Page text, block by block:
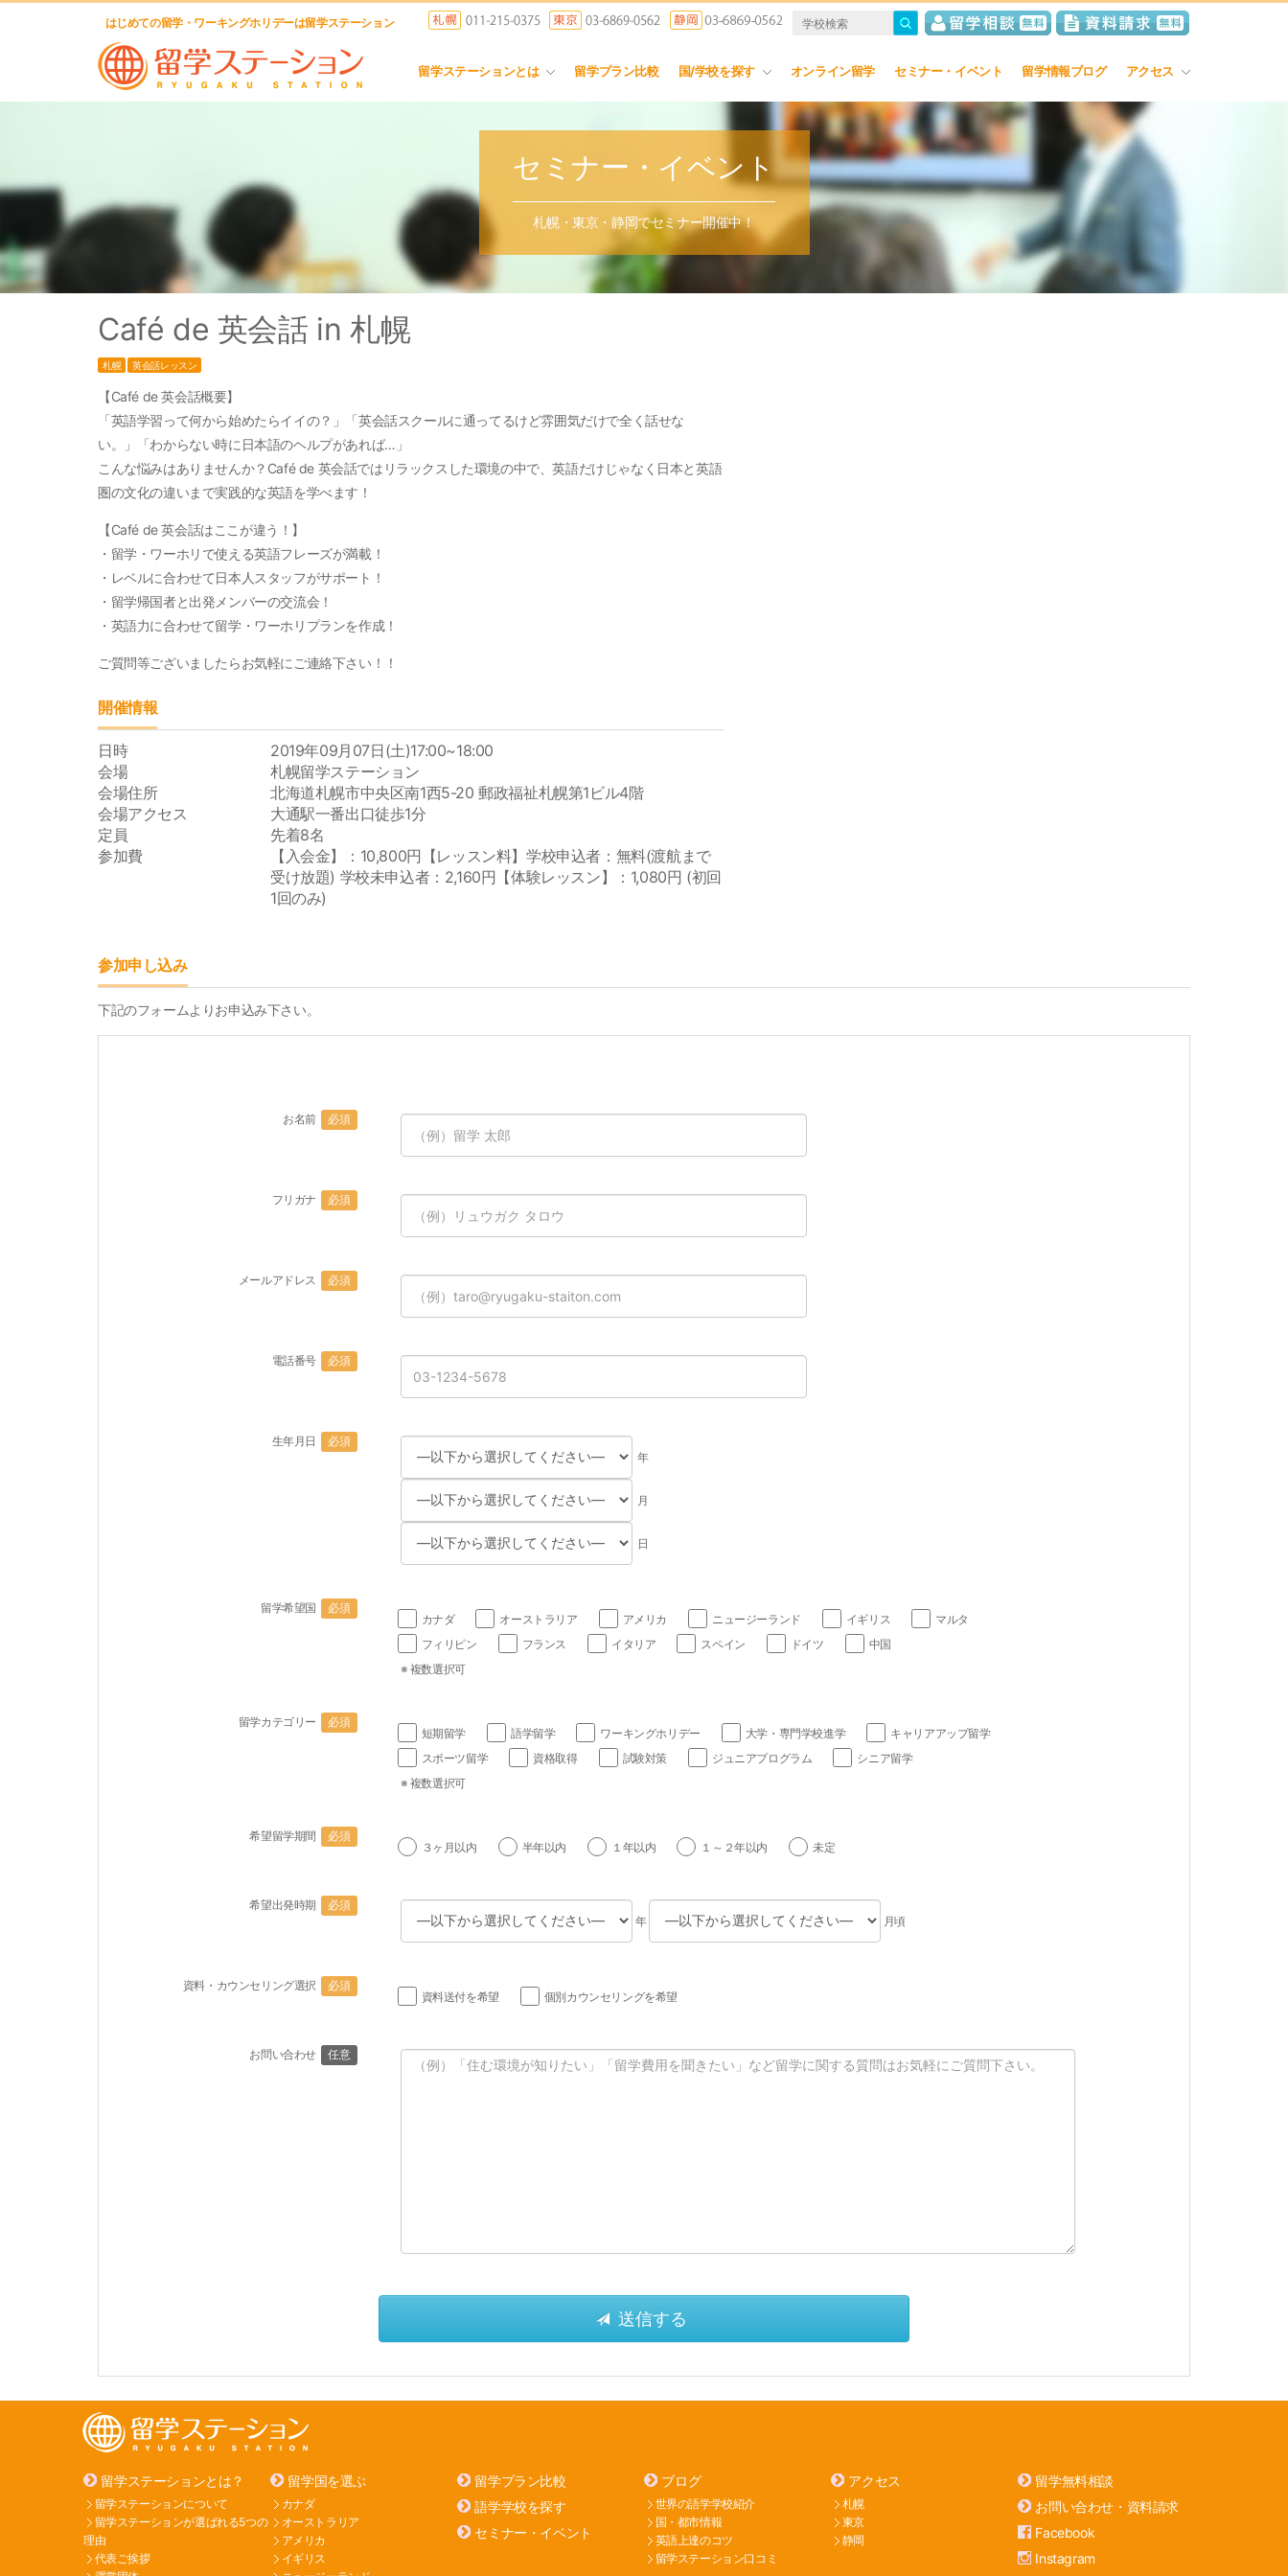
はじめての留学・ワーキングホリデーは留学ステーション
留学ステーションとは 留学プラン比較 国/学校を探す オンライン留学 セミナー・イベント 留学情報ブログ アクセス
セミナー・イベント
札幌・東京・静岡でセミナー開催中！
Café de 英会話 in 札幌
札幌 英会話レッスン
【Café de 英会話概要】
「英語学習って何から始めたらイイの？」「英会話スクールに通ってるけど雰囲気だけで全く話せな
い。」「わからない時に日本語のヘルプがあれば…」
こんな悩みはありませんか？Café de 英会話ではリラックスした環境の中で、英語だけじゃなく日本と英語
圏の文化の違いまで実践的な英語を学べます！
【Café de 英会話はここが違う！】
・留学・ワーホリで使える英語フレーズが満載！
・レベルに合わせて日本人スタッフがサポート！
・留学帰国者と出発メンバーの交流会！
・英語力に合わせて留学・ワーホリプランを作成！
ご質問等ございましたらお気軽にご連絡下さい！！
開催情報
日時
2019年09月07日(土)17:00~18:00
会場
札幌留学ステーション
会場住所
北海道札幌市中央区南1西5-20 郵政福祉札幌第1ビル4階
会場アクセス
大通駅一番出口徒歩1分
定員
先着8名
参加費
【入会金】：10,800円【レッスン料】学校申込者：無料(渡航まで
受け放題) 学校未申込者：2,160円【体験レッスン】：1,080円 (初回
1回のみ)
参加申し込み
下記のフォームよりお申込み下さい。
お名前 必須
フリガナ 必須
メールアドレス 必須
電話番号 必須
生年月日
必須
年
月
日
留学希望国
必須
カナダ
オーストラリア アメリカ ニュージーランド イギリス
マルタ
フィリピン
フランス イタリア スペイン ドイツ
中国
※ 複数選択可
留学カテゴリー
必須
短期留学
語学留学 ワーキングホリデー 大学・専門学校進学
キャリアアップ留学
スポーツ留学
資格取得 試験対策 ジュニアプログラム
シニア留学
※ 複数選択可
希望留学期間
必須
３ヶ月以内
半年以内 １年以内 １～２年以内 未定
希望出発時期
必須
年
月頃
資料・カウンセリング選択
必須
資料送付を希望
個別カウンセリングを希望
お問い合わせ 任意
留学ステーションとは？
留学ステーションについて
留学ステーションが選ばれる5つの
理由
代表ご挨拶
留学国を選ぶ
カナダ
オーストラリア
アメリカ
イギリス
留学プラン比較
語学学校を探す
セミナー・イベント
ブログ
世界の語学学校紹介
国・都市情報
英語上達のコツ
留学ステーション口コミ
アクセス
札幌
東京
静岡
留学無料相談
お問い合わせ・資料請求
Facebook
Instagram